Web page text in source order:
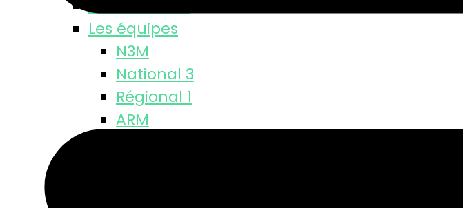
Les équipes
N3M
National 3
Régional 1
ARM